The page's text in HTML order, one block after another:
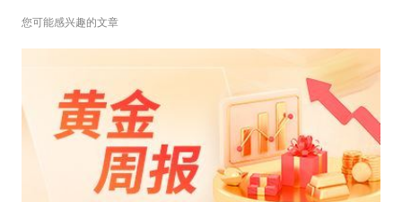
您可能感兴趣的文章